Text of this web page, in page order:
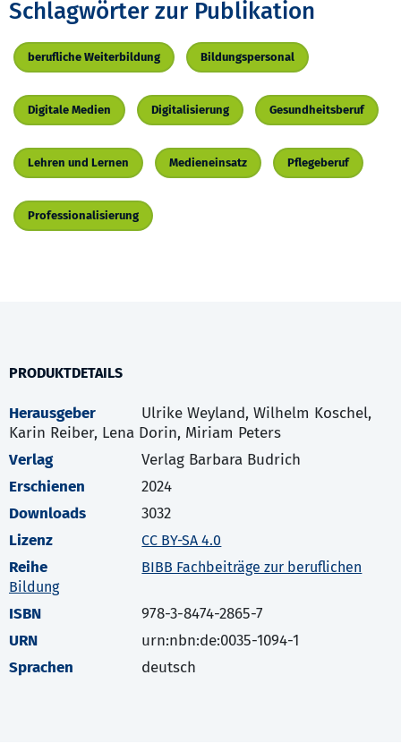
Schlagwörter zur Publikation
berufliche Weiterbildung Bildungspersonal
Digitale Medien Digitalisierung Gesundheitsberuf
Lehren und Lernen Medieneinsatz Pflegeberuf
Professionalisierung
PRODUKTDETAILS
Herausgeber
Ulrike Weyland, Wilhelm Koschel,
Karin Reiber, Lena Dorin, Miriam Peters
Verlag
Verlag Barbara Budrich
Erschienen
2024
Downloads
3032
Lizenz
CC BY-SA 4.0
Reihe
BIBB Fachbeiträge zur beruflichen
Bildung
ISBN
978-3-8474-2865-7
URN
urn:nbn:de:0035-1094-1
Sprachen
deutsch